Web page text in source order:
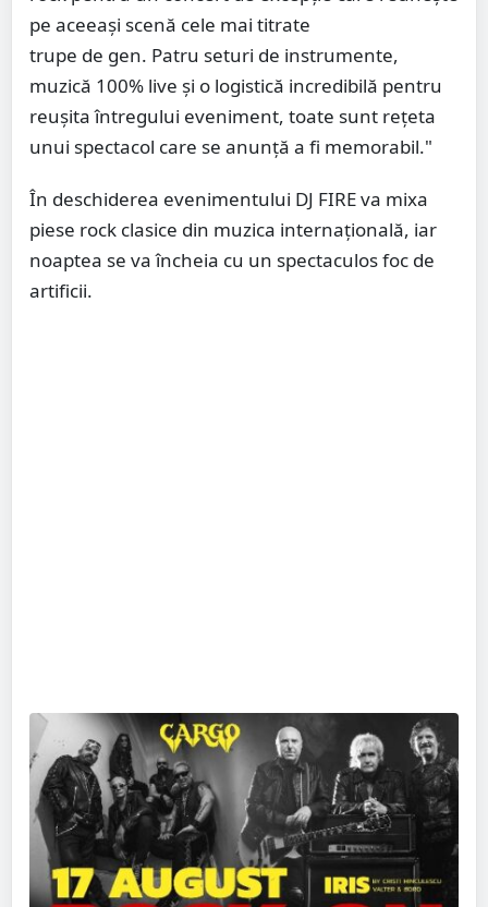
pe aceeași scenă cele mai titrate
trupe de gen. Patru seturi de instrumente,
muzică 100% live și o logistică incredibilă pentru
reușita întregului eveniment, toate sunt rețeta
unui spectacol care se anunță a fi memorabil."
În deschiderea evenimentului DJ FIRE va mixa
piese rock clasice din muzica internațională, iar
noaptea se va încheia cu un spectaculos foc de
artificii.